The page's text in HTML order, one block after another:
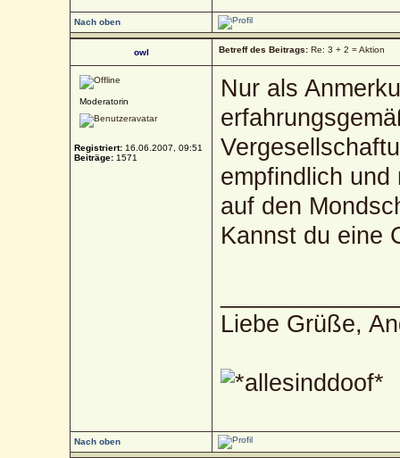
Nach oben
owl Betreff des Beitrags: Re: 3 + 2 = Aktion
Moderatorin
Registriert: 16.06.2007, 09:51
Beiträge: 1571
Nur als
empfindlich
auf den
Kannst du eine
Liebe Grüße,
Nach oben